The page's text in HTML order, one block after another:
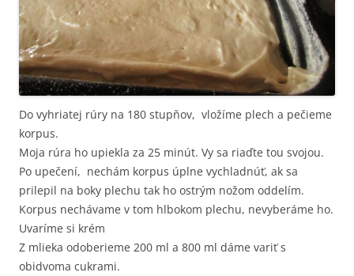
Do vyhriatej rúry na 180 stupňov, vložíme plech a pečieme
korpus.
Moja rúra ho upiekla za 25 minút. Vy sa riaďte tou svojou.
Po upečení, nechám korpus úplne vychladnúť, ak sa
prilepil na boky plechu tak ho ostrým nožom oddelím.
Korpus nechávame v tom hlbokom plechu, nevyberáme ho.
Uvaríme si krém
Z mlieka odoberieme 200 ml a 800 ml dáme variť s
obidvoma cukrami.